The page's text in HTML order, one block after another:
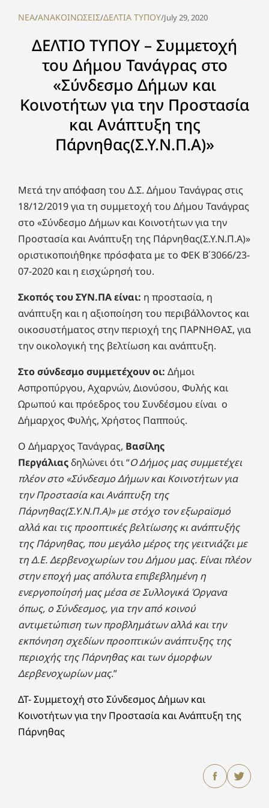
NEA/ΑΝΑΚΟΙΝΩΣΕΙΣ/ΔΕΛΤΙΑ ΤΥΠΟΥ/July 29, 2020
ΔΕΛΤΙΟ ΤΥΠΟΥ – Συμμετοχή
του Δήμου Τανάγρας στο
«Σύνδεσμο Δήμων και
Κοινοτήτων για την Προστασία
και Ανάπτυξη της
Πάρνηθας(Σ.Υ.Ν.Π.Α)»
Μετά την απόφαση του Δ.Σ. Δήμου Τανάγρας στις
18/12/2019 για τη συμμετοχή του Δήμου Τανάγρας
στο «Σύνδεσμο Δήμων και Κοινοτήτων για την
Προστασία και Ανάπτυξη της Πάρνηθας(Σ.Υ.Ν.Π.Α)»
οριστικοποιήθηκε πρόσφατα με το ΦΕΚ Β΄3066/23-
07-2020 και η εισχώρησή του.
Σκοπός του ΣΥΝ.ΠΑ είναι: η προστασία, η
ανάπτυξη και η αξιοποίηση του περιβάλλοντος και
οικοσυστήματος στην περιοχή της ΠΑΡΝΗΘΑΣ, για
την οικολογική της βελτίωση και ανάπτυξη.
Στο σύνδεσμο συμμετέχουν οι: Δήμοι
Ασπροπύργου, Αχαρνών, Διονύσου, Φυλής και
Ωρωπού και πρόεδρος του Συνδέσμου είναι ο
Δήμαρχος Φυλής, Χρήστος Παππούς.
Ο Δήμαρχος Τανάγρας, Βασίλης
Περγάλιαςδηλώνει ότι “Ο Δήμος μας συμμετέχει
πλέον στο «Σύνδεσμο Δήμων και Κοινοτήτων για
την Προστασία και Ανάπτυξη της
Πάρνηθας(Σ.Υ.Ν.Π.Α)» με στόχο τον εξωραϊσμό
αλλά και τις προοπτικές βελτίωσης κι ανάπτυξής
της Πάρνηθας, που μεγάλο μέρος της γειτνιάζει με
τη Δ.Ε. Δερβενοχωρίων του Δήμου μας. Είναι πλέον
στην εποχή μας απόλυτα επιβεβλημένη η
ενεργοποίησή μας μέσα σε Συλλογικά Όργανα
όπως, ο Σύνδεσμος, για την από κοινού
αντιμετώπιση των προβλημάτων αλλά και την
εκπόνηση σχεδίων προοπτικών ανάπτυξης της
περιοχής της Πάρνηθας και των όμορφων
Δερβενοχωρίων μας.”
ΔΤ- Συμμετοχή στο Σύνδεσμος Δήμων και
Κοινοτήτων για την Προστασία και Ανάπτυξη της
Πάρνηθας